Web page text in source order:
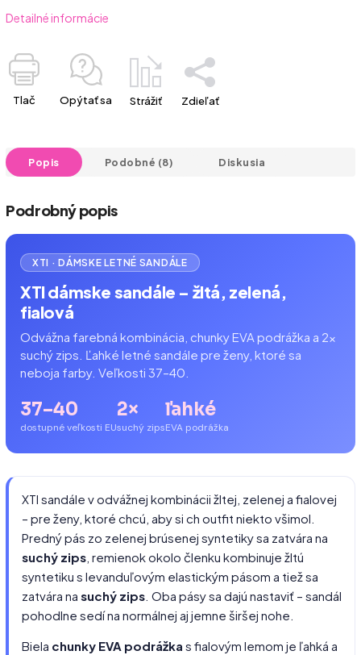
Detailné informácie
Tlač Opýtať sa Strážiť Zdieľať
Popis Podobné (8) Diskusia
Podrobný popis
XTI · DÁMSKE LETNÉ SANDÁLE
XTI dámske sandále – žltá, zelená,
fialová
Odvážna farebná kombinácia, chunky EVA podrážka a 2×
suchý zips. Ľahké letné sandále pre ženy, ktoré sa
neboja farby. Veľkosti 37–40.
37–40
dostupné veľkosti EU
2×
suchý zips
ľahké
EVA podrážka
XTI sandále v odvážnej kombinácii žltej, zelenej a fialovej
– pre ženy, ktoré chcú, aby si ch outfit niekto všimol.
Predný pás zo zelenej brúsenej syntetiky sa zatvára na
suchý zips , remienok okolo členku kombinuje žltú
syntetiku s levanduľovým elastickým pásom a tiež sa
zatvára na suchý zips . Oba pásy sa dajú nastaviť – sandál
pohodlne sedí na normálnej aj jemne širšej nohe.
Biela chunky EVA podrážka s fialovým lemom je ľahká a